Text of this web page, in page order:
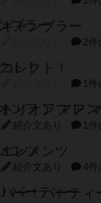
ギャンブラー
2件
コレクト！
1件
トリオンフ ア
紹介文あり 1件
エレメンツ
紹介文あり 4件
バー！パーティ